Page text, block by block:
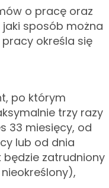
o pracę oraz
sposób można
określa się
po którym
trzy razy
33 miesięcy, od
lub od dnia
zatrudniony